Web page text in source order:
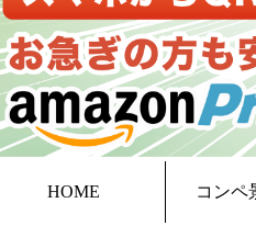
HOME コンペ